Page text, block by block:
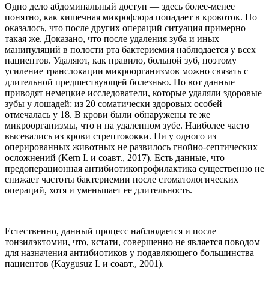
Одно дело абдоминальный доступ — здесь более-менее
понятно, как кишечная микрофлора попадает в кровоток. Но
оказалось, что после других операций ситуация примерно
такая же. Доказано, что после удаления зуба и иных
манипуляций в полости рта бактериемия наблюдается у всех
пациентов. Удаляют, как правило, больной зуб, поэтому
усиление транслокации микроорганизмов можно связать с
длительной предшествующей болезнью. Но вот данные
приводят немецкие исследователи, которые удаляли здоровые
зубы у лошадей: из 20 соматически здоровых особей
отмечалась у 18. В крови были обнаружены те же
микроорганизмы, что и на удаленном зубе. Наиболее часто
высевались из крови стрептококки. Ни у одного из
оперированных животных не развилось гнойно-септических
осложнений (Kern I. и соавт., 2017). Есть данные, что
предоперационная антибиотикопрофилактика существенно не
снижает частоты бактериемии после стоматологических
операций, хотя и уменьшает ее длительность.
Естественно, данный процесс наблюдается и после
тонзилэктомии, что, кстати, совершенно не является поводом
для назначения антибиотиков у подавляющего большинства
пациентов (Kaygusuz I. и соавт., 2001).